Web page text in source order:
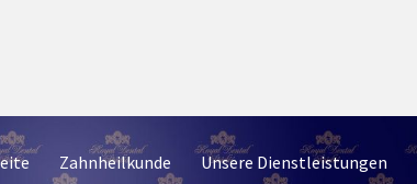
Zahnheilkunde Unsere Dienstleistungen